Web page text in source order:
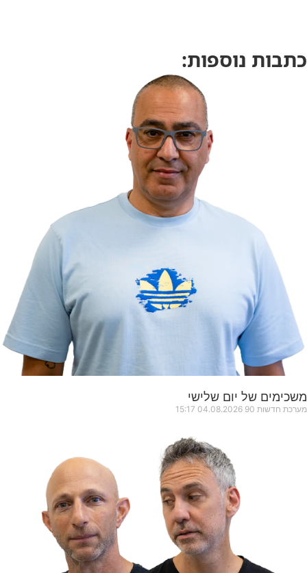
כתבות נוספות:
משכימים של יום שלישי
מערכת חדשות 90 04.08.2026
15:17